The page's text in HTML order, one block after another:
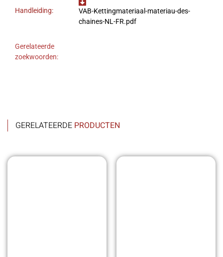
Handleiding:
VAB-Kettingmateriaal-materiau-des-
chaines-NL-FR.pdf
Gerelateerde
zoekwoorden:
GERELATEERDE PRODUCTEN